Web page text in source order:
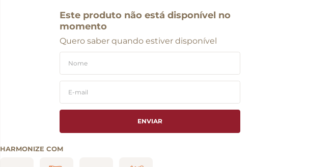
Este produto não está disponível no
momento
Quero saber quando estiver disponível
ENVIAR
HARMONIZE COM